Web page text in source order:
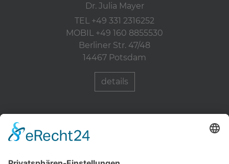
Dr. Julia Mayer
TEL +49 331 2316252
MOBIL +49 160 8855530
Berliner Str. 47/48
14467 Potsdam
details